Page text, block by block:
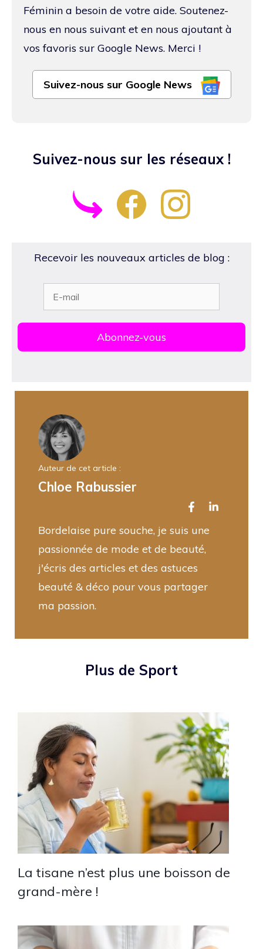
Féminin a besoin de votre aide. Soutenez-
nous en nous suivant et en nous ajoutant à
vos favoris sur Google News. Merci !
Suivez-nous sur Google News
Suivez-nous sur les réseaux !
Recevoir les nouveaux articles de blog :
Auteur de cet article :
Chloe Rabussier
Bordelaise pure souche, je suis une
passionnée de mode et de beauté,
j'écris des articles et des astuces
beauté & déco pour vous partager
ma passion.
Plus de Sport
La tisane n’est plus une boisson de
grand-mère !